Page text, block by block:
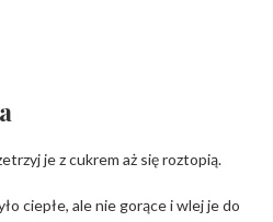
je z cukrem aż się roztopią.
ciepłe, ale nie gorące i wlej je do